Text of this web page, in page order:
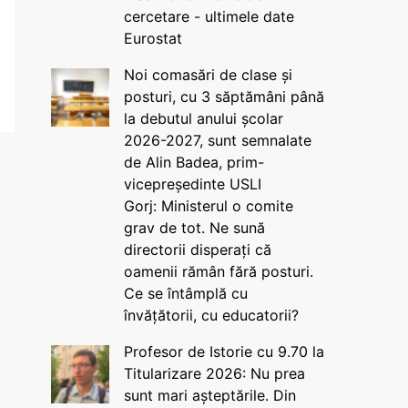
cercetare - ultimele date
Eurostat
Noi comasări de clase și
posturi, cu 3 săptămâni până
la debutul anului școlar
2026-2027, sunt semnalate
de Alin Badea, prim-
vicepreședinte USLI
Gorj: Ministerul o comite
grav de tot. Ne sună
directorii disperați că
oamenii rămân fără posturi.
Ce se întâmplă cu
învățătorii, cu educatorii?
Profesor de Istorie cu 9.70 la
Titularizare 2026: Nu prea
sunt mari așteptările. Din